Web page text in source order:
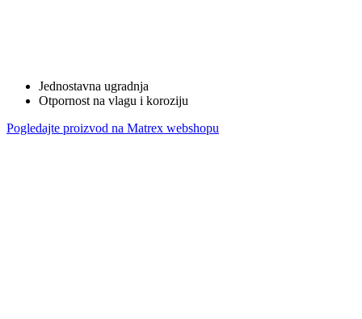
Jednostavna ugradnja
Otpornost na vlagu i koroziju
Pogledajte proizvod na Matrex webshopu